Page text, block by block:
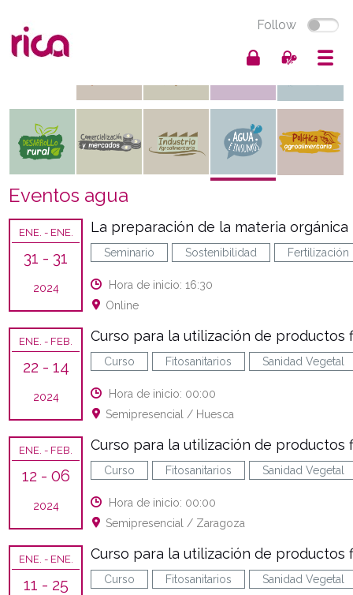
Follow
Eventos agua
ENE. - ENE.
31 - 31
2024
La preparación de la materia
Seminario Sostenibilidad Fertilización
Hora de inicio: 16:30
Online
ENE. - FEB.
22 - 14
2024
Curso para la utilización de productos
Curso Fitosanitarios Sanidad Vegetal
Hora de inicio: 00:00
Semipresencial / Huesca
ENE. - FEB.
12 - 06
2024
Curso para la utilización de productos
Curso Fitosanitarios Sanidad Vegetal
Hora de inicio: 00:00
Semipresencial / Zaragoza
ENE. - ENE.
11 - 25
Curso para la utilización de productos
Curso Fitosanitarios Sanidad Vegetal